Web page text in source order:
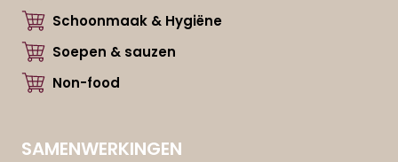
Schoonmaak & Hygiëne
Soepen & sauzen
Non-food
SAMENWERKINGEN